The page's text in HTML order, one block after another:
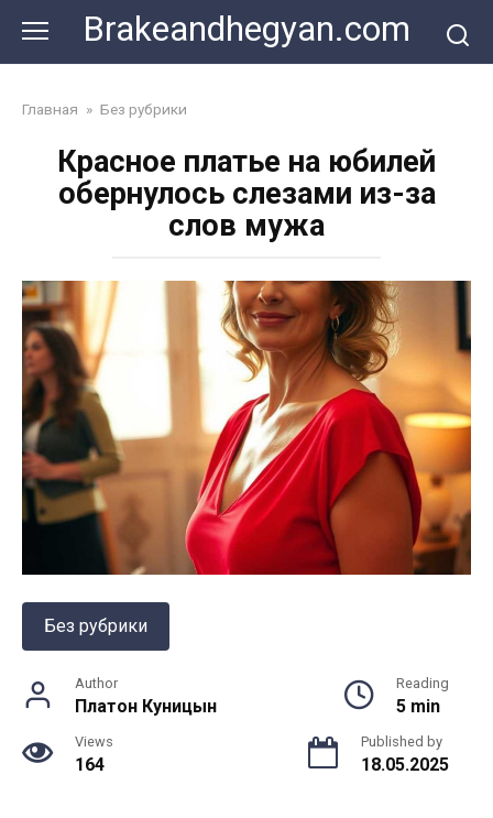
content
Brakeandhegyan.com
Главная » Без рубрики
Красное платье на юбилей
обернулось слезами из-за
слов мужа
Без рубрики
Author
Платон Куницын
Reading
5 min
Views
164
Published by
18.05.2025